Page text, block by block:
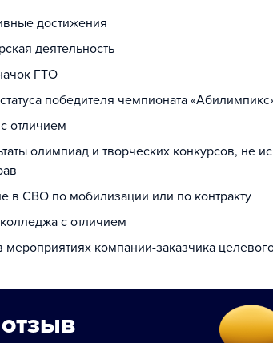
достижения
деятельность
ГТО
победителя чемпионата
с отличием
олимпиад и творческих конкурсов, не
в СВО по мобилизации или по контракту
с отличием
мероприятиях компании-заказчика